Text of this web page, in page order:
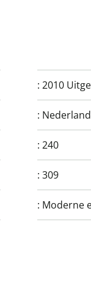
:2010
:
:240
:309
: Moderne